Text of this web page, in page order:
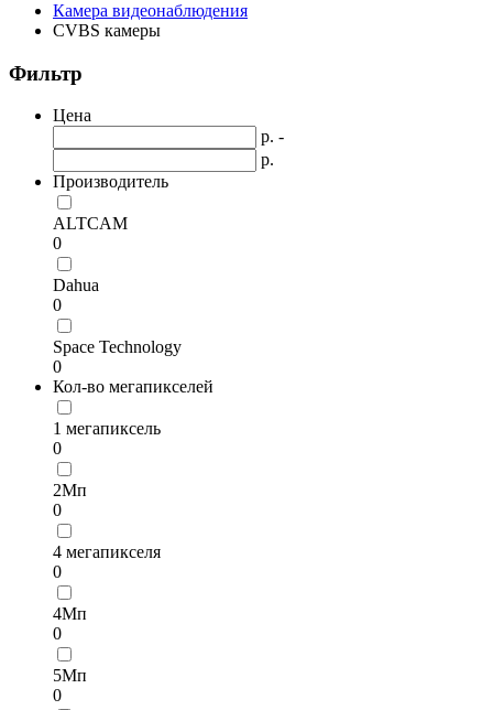
Камера видеонаблюдения
CVBS камеры
Фильтр
Цена
р. -
р.
Производитель
ALTCAM
0
Dahua
0
Space Technology
0
Кол-во мегапикселей
1 мегапиксель
0
2Мп
0
4 мегапикселя
0
4Мп
0
5Мп
0